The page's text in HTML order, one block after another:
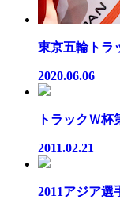
東京五輪トラ
2020.06.06
トラックＷ
2011.02.21
2011アジア